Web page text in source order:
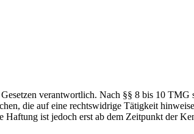
verantwortlich. Nach §§ 8 bis 10
die auf eine rechtswidrige Tätigkeit
ist jedoch erst ab dem Zeitpunkt der